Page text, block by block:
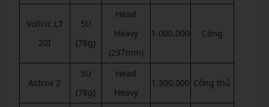
Voltric LT
20I
5U
(78g)
Head
Heavy
(297mm)
1.000.000 Công
Astrox 2
5U
(78g)
Head
Heavy
1.300.000 Công thủ